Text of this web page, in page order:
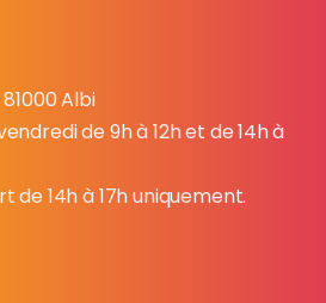
Albi
de 9h à 12h et de 14h à
de 14h à 17h uniquement.